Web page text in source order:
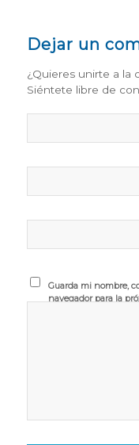
Dejar un
¿Quieres unirte a la
Siéntete libre de
Guarda mi nombre,
navegador para la